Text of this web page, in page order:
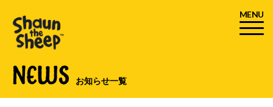
MENU
NEWS お知らせ一覧